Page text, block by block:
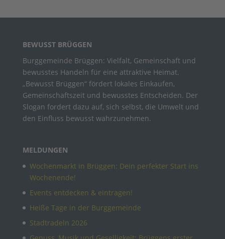
BEWUSST BRÜGGEN
Burggemeinde Brüggen: Vielfalt, Gemeinschaft und
bewusstes Handeln für eine attraktive Heimat.
„Bewusst Brüggen“ fördert lokales Einkaufen,
Gemeinschaftszeit und bewusstes Entscheiden. Der
Slogan fordert dazu auf, sich selbst, die Umwelt und
den Einfluss bewusst wahrzunehmen.
MELDUNGEN
Wochenmarkt in Brüggen: Dein perfekter Start ins
Wochenende!
Events entdecken & eintragen!
Heiße Tage in der Burggemeinde
Stadtradeln 2026